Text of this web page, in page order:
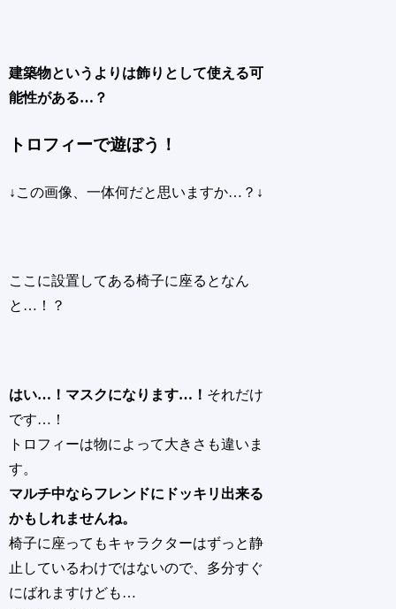
建築物というよりは飾りとして使える可
能性がある…？
トロフィーで遊ぼう！
↓この画像、一体何だと思いますか…？↓
ここに設置してある椅子に座るとなん
と…！？
はい…！マスクになります…！ それだけ
です…！
トロフィーは物によって大きさも違いま
す。
マルチ中ならフレンドにドッキリ出来る
かもしれませんね。
椅子に座ってもキャラクターはずっと静
止しているわけではないので、多分すぐ
にばれますけども…